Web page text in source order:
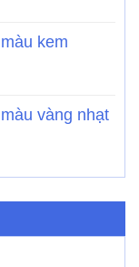
kem
vàng nhạt